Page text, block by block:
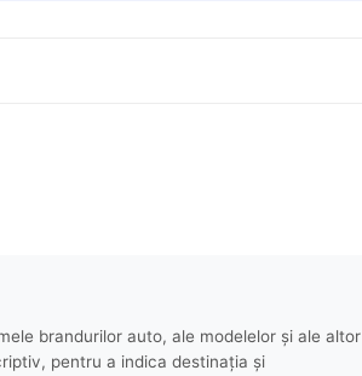
brandurilor auto, ale modelelor și ale altor
pentru a indica destinația și